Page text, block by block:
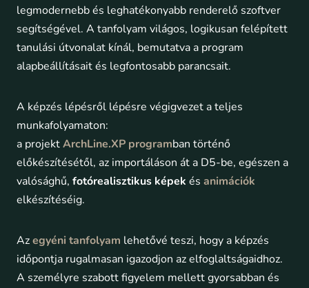
legmodernebb és leghatékonyabb renderelő szoftver
segítségével. A tanfolyam világos, logikusan felépített
tanulási útvonalat kínál, bemutatva a program
alapbeállításait és legfontosabb parancsait.
A képzés lépésről lépésre végigvezet a teljes
munkafolyamaton:
a projektArchLine.XP programban történő
előkészítésétől, az importáláson át a D5-be, egészen a
valósághű, fotórealisztikus képek és animációk
elkészítéséig.
Azegyéni tanfolyam lehetővé teszi, hogy a képzés
időpontja rugalmasan igazodjon az elfoglaltságaidhoz.
A személyre szabott figyelem mellett gyorsabban és